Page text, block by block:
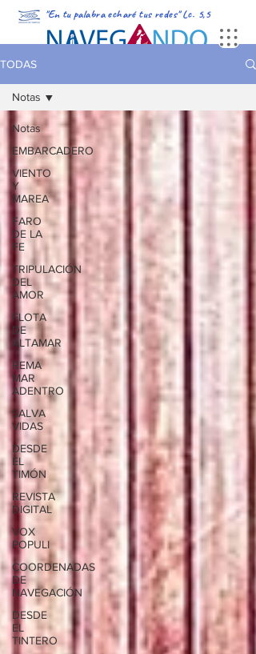
"En tu palabra echaré tus redes" Lc. 5,5
PORTADA
TODAS
Notas
EMBARCADERO
VIENTO
Y
MAREA
FARO
DE LA
FE
TRIPULACIÓN
DEL
AMOR
FLOTA
DE
ALTAMAR
REMA
MAR
ADENTRO
SALVA
VIDAS
DESDE
EL
TIMÓN
REVISTA
DIGITAL
VOX
POPULI
COORDENADAS
DE
NAVEGACIÓN
DESDE
EL
TINTERO
Notas